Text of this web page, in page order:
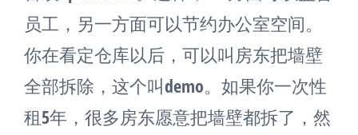
员工，另一方面可以节约办公室空间。
你在看定仓库以后，可以叫房东把墙壁
全部拆除，这个叫demo。如果你一次性
租5年，很多房东愿意把墙壁都拆了，然